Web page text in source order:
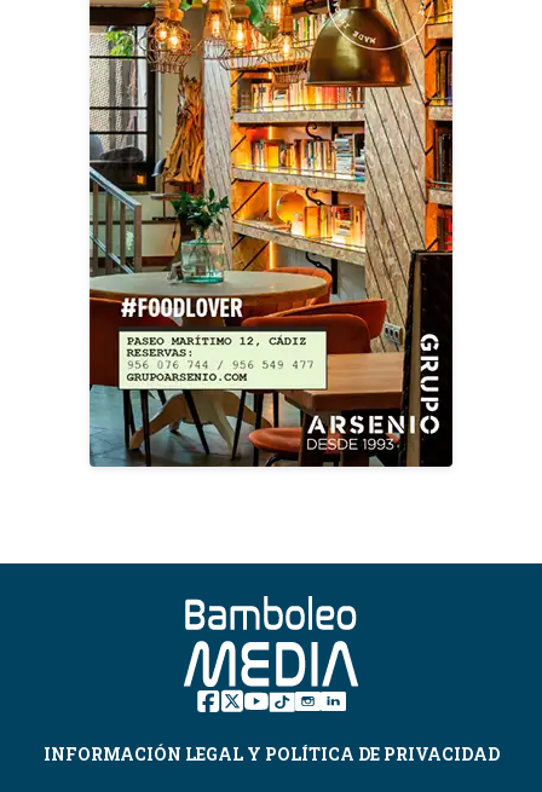
INFORMACIÓN LEGAL Y POLÍTICA DE PRIVACIDAD